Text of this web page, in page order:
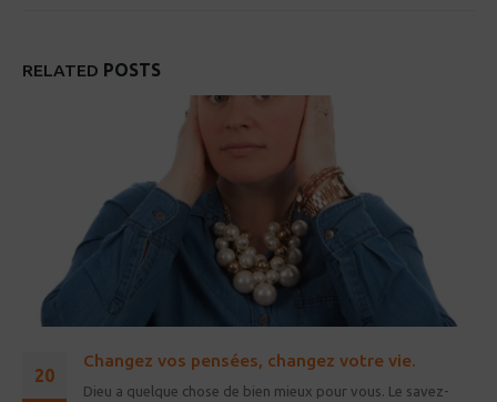
RELATED POSTS
20
Changez vos pensées, changez votre vie.
Dieu a quelque chose de bien mieux pour vous. Le savez-